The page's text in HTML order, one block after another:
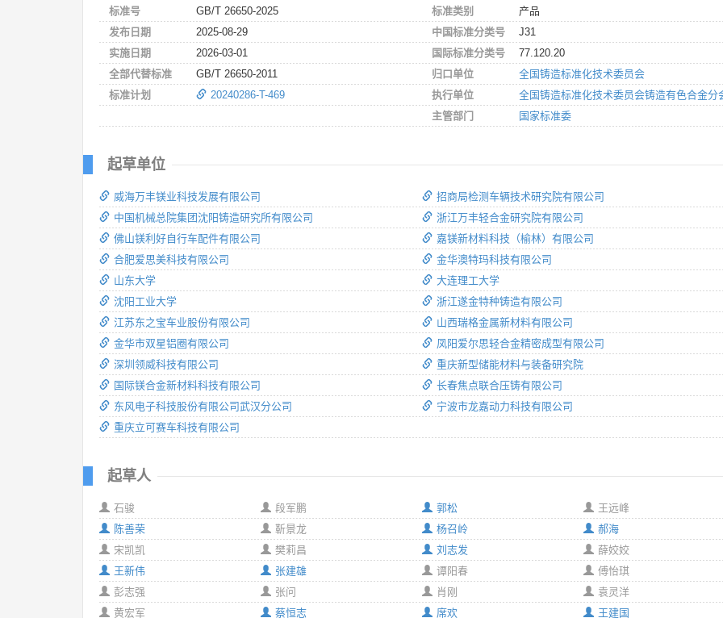
标准号
GB/T 26650-2025
发布日期
2025-08-29
实施日期
2026-03-01
全部代替标准
GB/T 26650-2011
标准计划
20240286-T-469
标准类别
产品
中国标准分类号
J31
国际标准分类号
77.120.20
归口单位
全国铸造标准化技术委员会
执行单位
全国铸造标准化技术委员会铸造有色合金分
主管部门
国家标准委
起草单位
威海万丰镁业科技发展有限公司
中国机械总院集团沈阳铸造研究所有限公司
佛山镁利好自行车配件有限公司
合肥爱思美科技有限公司
山东大学
沈阳工业大学
江苏东之宝车业股份有限公司
金华市双星铝圈有限公司
深圳领威科技有限公司
国际镁合金新材料科技有限公司
东风电子科技股份有限公司武汉分公司
重庆立可赛车科技有限公司
招商局检测车辆技术研究院有限公司
浙江万丰轻合金研究院有限公司
嘉镁新材料科技（榆林）有限公司
金华澳特玛科技有限公司
大连理工大学
浙江遂金特种铸造有限公司
山西瑞格金属新材料有限公司
凤阳爱尔思轻合金精密成型有限公司
重庆新型储能材料与装备研究院
长春焦点联合压铸有限公司
宁波市龙嘉动力科技有限公司
起草人
石骏
段军鹏
陈善荣
靳景龙
宋凯凯
樊莉昌
王新伟
张建雄
彭志强
张问
黄宏军
蔡恒志
郭松
王远峰
杨召岭
郝海
刘志发
薛姣姣
谭阳春
傅怡琪
肖刚
袁灵洋
席欢
王建国